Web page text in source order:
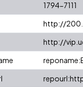
1794-7111
http://
http://